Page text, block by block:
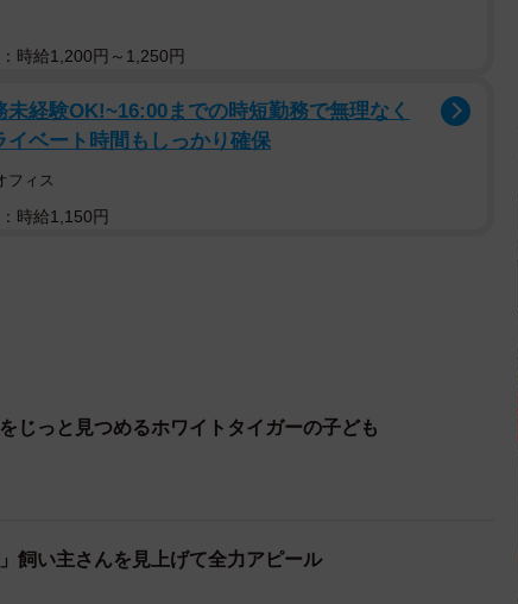
時給1,200円～1,250円
経験OK!~16:00までの時短勤務で無理なく
ベート時間もしっかり確保
フィス
時給1,150円
じっと見つめるホワイトタイガーの子ども
飼い主さんを見上げて全力アピール